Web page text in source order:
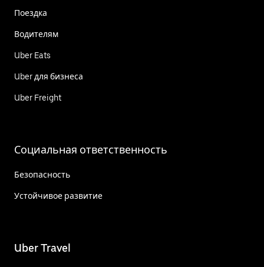
Поездка
Водителям
Uber Eats
Uber для бизнеса
Uber Freight
Социальная ответственность
Безопасность
Устойчивое развитие
Uber Travel